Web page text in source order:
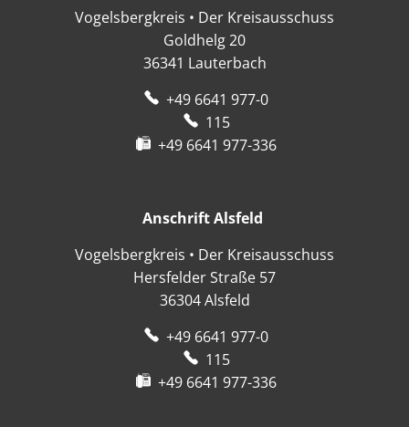
Vogelsbergkreis • Der Kreisausschuss
Goldhelg 20
36341 Lauterbach
+49 6641 977-0
115
+49 6641 977-336
Anschrift Alsfeld
Vogelsbergkreis • Der Kreisausschuss
Hersfelder Straße 57
36304 Alsfeld
+49 6641 977-0
115
+49 6641 977-336